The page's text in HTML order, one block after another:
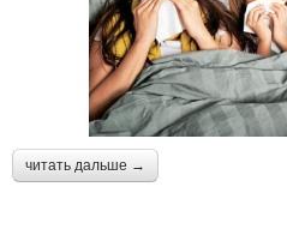
читать дальше →